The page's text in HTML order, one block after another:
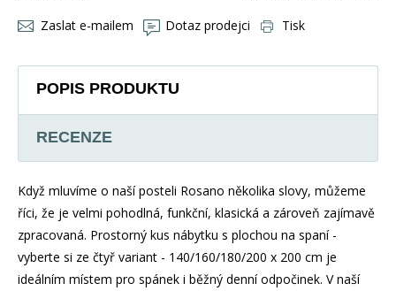
Zaslat e-mailem Dotaz prodejci Tisk
POPIS PRODUKTU
RECENZE
Když mluvíme o naší posteli Rosano několika slovy, můžeme
říci, že je velmi pohodlná, funkční, klasická a zároveň zajímavě
zpracovaná. Prostorný kus nábytku s plochou na spaní -
vyberte si ze čtyř variant - 140/160/180/200 x 200 cm je
ideálním místem pro spánek i běžný denní odpočinek. V naší